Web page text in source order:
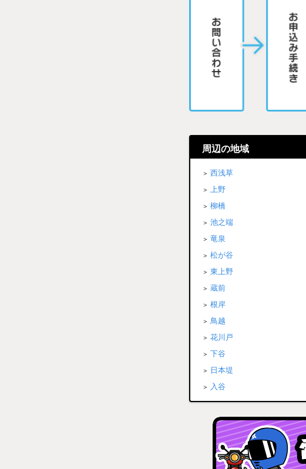
周辺の地域
西浅草
上野
柳橋
池之端
竜泉
松が谷
東上野
蔵前
根岸
鳥越
花川戸
下谷
日本堤
入谷